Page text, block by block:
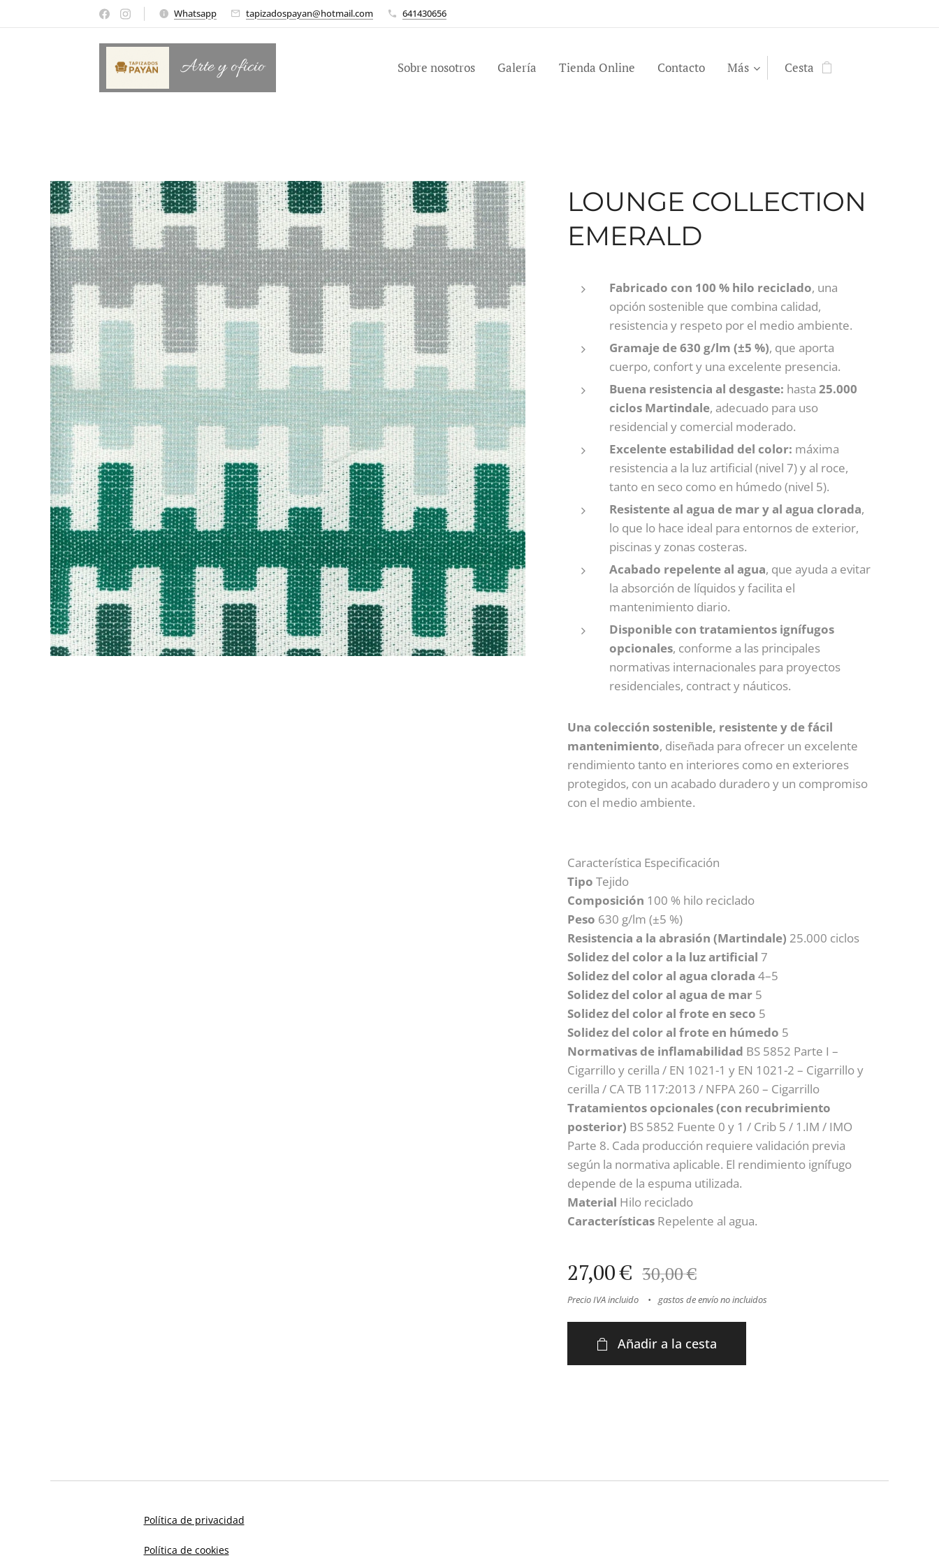
Whatsapp tapizadospayan@hotmail.com 641430656
Arte y oficio Sobre nosotros Galería Tienda Online Contacto Más Cesta
LOUNGE COLLECTION
EMERALD
Fabricado con 100 % hilo reciclado, una
opción sostenible que combina calidad,
resistencia y respeto por el medio ambiente.
Gramaje de 630 g/lm (±5 %), que aporta
cuerpo, confort y una excelente presencia.
Buena resistencia al desgaste: hasta 25.000
ciclos Martindale, adecuado para uso
residencial y comercial moderado.
Excelente estabilidad del color: máxima
resistencia a la luz artificial (nivel 7) y al roce,
tanto en seco como en húmedo (nivel 5).
Resistente al agua de mar y al agua clorada,
lo que lo hace ideal para entornos de exterior,
piscinas y zonas costeras.
Acabado repelente al agua, que ayuda a evitar
la absorción de líquidos y facilita el
mantenimiento diario.
Disponible con tratamientos ignífugos
opcionales, conforme a las principales
normativas internacionales para proyectos
residenciales, contract y náuticos.
Una colección sostenible, resistente y de fácil
mantenimiento, diseñada para ofrecer un excelente
rendimiento tanto en interiores como en exteriores
protegidos, con un acabado duradero y un compromiso
con el medio ambiente.
Característica Especificación
Tipo Tejido
Composición 100 % hilo reciclado
Peso 630 g/lm (±5 %)
Resistencia a la abrasión (Martindale) 25.000 ciclos
Solidez del color a la luz artificial 7
Solidez del color al agua clorada 4–5
Solidez del color al agua de mar 5
Solidez del color al frote en seco 5
Solidez del color al frote en húmedo 5
Normativas de inflamabilidad BS 5852 Parte I –
Cigarrillo y cerilla / EN 1021-1 y EN 1021-2 – Cigarrillo y
cerilla / CA TB 117:2013 / NFPA 260 – Cigarrillo
Tratamientos opcionales (con recubrimiento
posterior) BS 5852 Fuente 0 y 1 / Crib 5 / 1.IM / IMO
Parte 8. Cada producción requiere validación previa
según la normativa aplicable. El rendimiento ignífugo
depende de la espuma utilizada.
Material Hilo reciclado
Características Repelente al agua.
27,00€ 30,00€
Precio IVA incluido gastos de envío no incluidos
Añadir a la cesta
Política de privacidad
Política de cookies